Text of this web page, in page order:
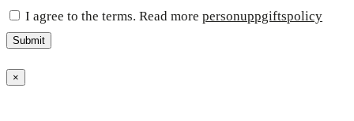
I agree to the terms. Read more personuppgiftspolicy
×